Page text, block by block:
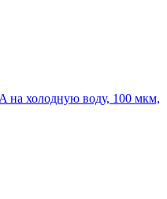
на холодную воду, 100 мкм,